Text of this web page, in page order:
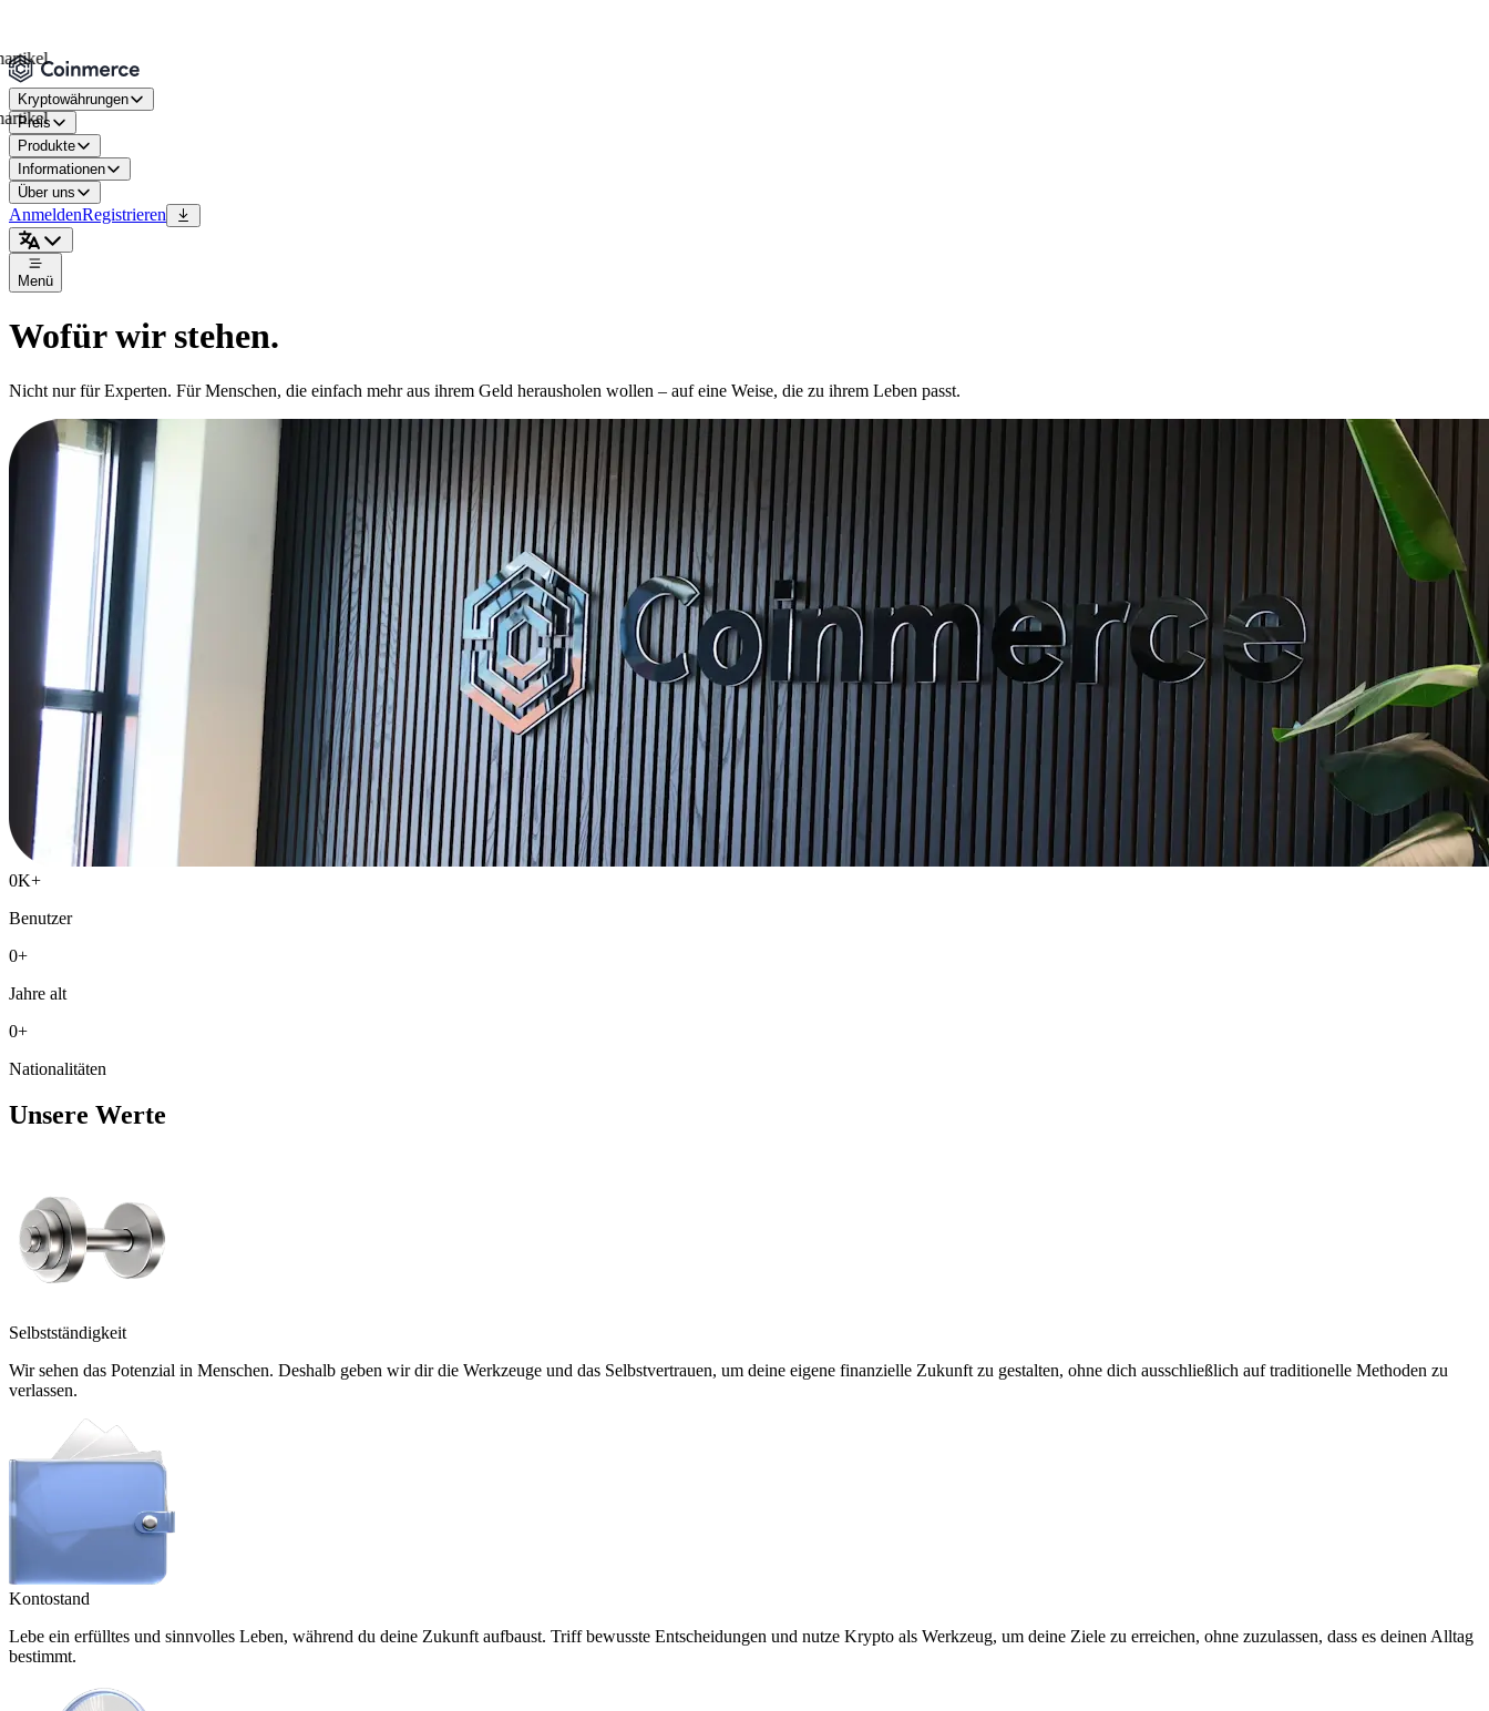
Kryptowährungen
Preis
Produkte
Informationen
Über uns
AnmeldenRegistrieren
Menü
Wofür wir stehen.
Nicht nur für Experten. Für Menschen, die einfach mehr aus ihrem Geld herausholen wollen – auf eine Weise, die zu ihrem Leben passt.
0K+
Benutzer
0+
Jahre alt
0+
Nationalitäten
Unsere Werte
Selbstständigkeit
Wir sehen das Potenzial in Menschen. Deshalb geben wir dir die Werkzeuge und das Selbstvertrauen, um deine eigene finanzielle Zukunft zu gestalten, ohne dich ausschließlich auf traditionelle Methoden zu
verlassen.
Kontostand
Lebe ein erfülltes und sinnvolles Leben, während du deine Zukunft aufbaust. Triff bewusste Entscheidungen und nutze Krypto als Werkzeug, um deine Ziele zu erreichen, ohne zuzulassen, dass es deinen Alltag
bestimmt.